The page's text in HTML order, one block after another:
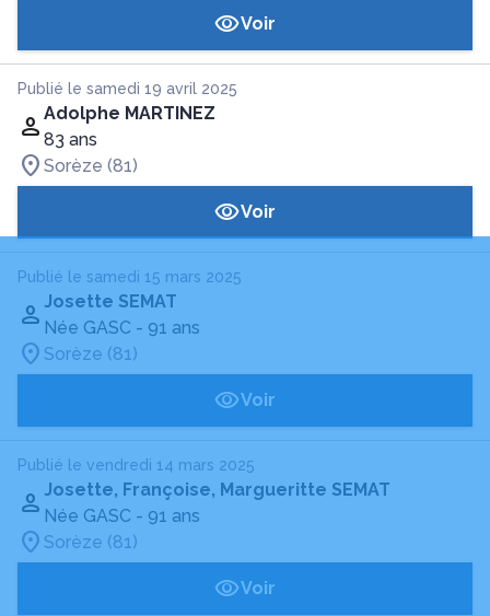
Voir
Publié le samedi 19 avril 2025
Adolphe MARTINEZ
83 ans
Sorèze (81)
Voir
Publié le samedi 15 mars 2025
Josette SEMAT
Née GASC - 91 ans
Sorèze (81)
Voir
Publié le vendredi 14 mars 2025
Josette, Françoise, Margueritte SEMAT
Née GASC - 91 ans
Sorèze (81)
Voir